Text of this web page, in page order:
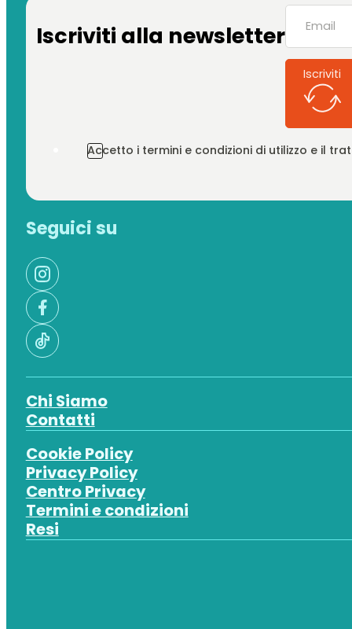
Iscriviti alla newsletter
Iscriviti
Accetto i termini e condizioni di utilizzo e il
Seguici su
Chi Siamo
Contatti
Cookie Policy
Privacy Policy
Centro Privacy
Termini e condizioni
Resi